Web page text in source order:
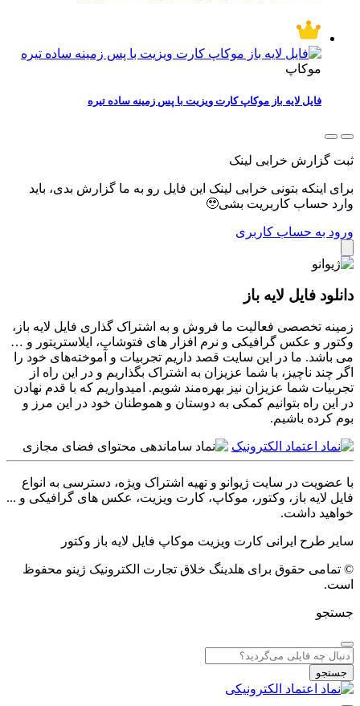
موکاپ
فایل لایه باز موکاپ کارت ویزیت با پس زمینه ساده تیره
ثبت گزارش خرابی لینک
برای اینکه بتونی خرابی لینک این فایل رو به ما گزارش بدی، باید
وارد حساب کاربریت بشی🥹
ورود به حساب کاربری
دانلود فایل لایه باز
زمینه تخصصی فعالیت ما فروش و به اشتراک گذاری فایل لایه باز،
وکتور و عکس گرافیکی و نرم افزار های فتوشاپ، ایلاستریتور و …
می باشد. ما در این سایت قصد داریم تجربیات و آموخته‌های خود را
اگر چند ناچیز، با شما عزیزان به اشتراک بگذاریم و در این راه از
تجربیات شما عزیزان نیز بهره‌مند شویم. امیدواریم که با قدم نهادن
در این راه بتوانیم کمکی به دوستان و هموطنان خود در این مرز و
بوم کرده باشیم.
با عضویت در سایت ژیوانو و تهیه اشتراک ویژه، دسترسی به انواع
فایل لایه باز، وکتور، موکاپ، کارت ویزیت، عکس های گرافیکی و ...
خواهید داشت.
سایر طرح ایرانی کارت ویزیت موکاپ فایل لایه باز وکتور
© تمامی حقوق برای هلدینگ خلاق تجارت الکترونیک ژینو محفوظ
است.
جستجو
جستجو